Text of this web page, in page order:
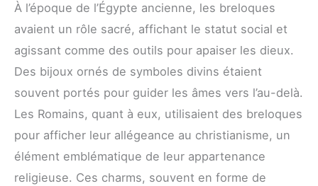
À l’époque de l’Égypte ancienne, les breloques
avaient un rôle sacré, affichant le statut social et
agissant comme des outils pour apaiser les dieux.
Des bijoux ornés de symboles divins étaient
souvent portés pour guider les âmes vers l’au-delà.
Les Romains, quant à eux, utilisaient des breloques
pour afficher leur allégeance au christianisme, un
élément emblématique de leur appartenance
religieuse. Ces charms, souvent en forme de